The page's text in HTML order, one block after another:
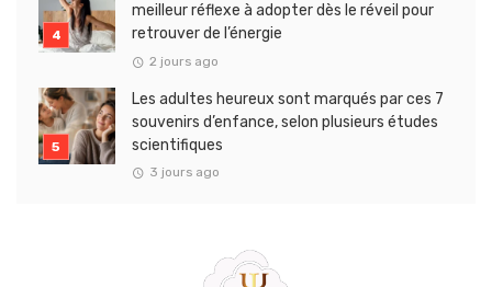
meilleur réflexe à adopter dès le réveil pour
retrouver de l’énergie
2 jours ago
Les adultes heureux sont marqués par ces 7
souvenirs d’enfance, selon plusieurs études
scientifiques
3 jours ago